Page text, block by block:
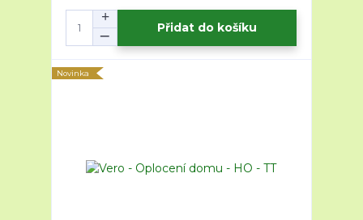
Přidat do košíku
Novinka